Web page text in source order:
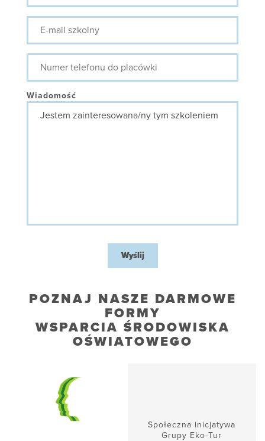
E-
mail
szkolny
Numer
telefonu
do
Wiadomość
Wyślij
POZNAJ NASZE DARMOWE
FORMY
WSPARCIA ŚRODOWISKA
OŚWIATOWEGO
Społeczna inicjatywa
Grupy Eko-Tur